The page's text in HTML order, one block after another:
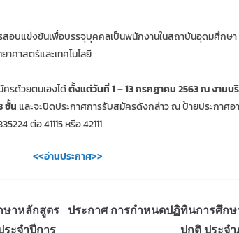
อบแข่งขันเพื่อบรรจุบุคคลเป็นพนักงานในสถาบันอุดมศึกษา
ศาสตร์และเทคโนโลยี
รด้วยตนเองได้ตั้งแต่วันที่ 1 – 13 กรกฎาคม 2563 ณ งาน
ชั้นและจะปิดประกาศการรับสมัครดังกล่าว ณ ป้ายประกาศอ
ต่อ 41115 หรือ 42111
<<อ่านประกาศ>>
ษาหลักสูตร
ะจำปีการ
ประกาศ การกำหนดปฏิทินการศึก
ปกติ ประจ